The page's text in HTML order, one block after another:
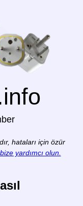
hataları için özür
yardımcı olun.